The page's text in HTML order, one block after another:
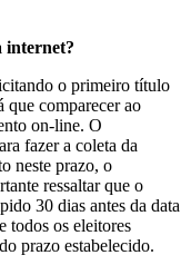
internet?
o primeiro título
comparecer ao
on-line. O
fazer a coleta da
neste prazo, o
ressaltar que o
30 dias antes da data
todos os eleitores
prazo estabelecido.